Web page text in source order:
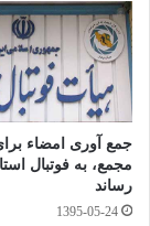
وقوع حادثه،
مقدماتی مقام
موجب بروز این
در فضای بسته
جمع آوری امضاء
مجمع، به فوتبال
رساند
1395-05-24